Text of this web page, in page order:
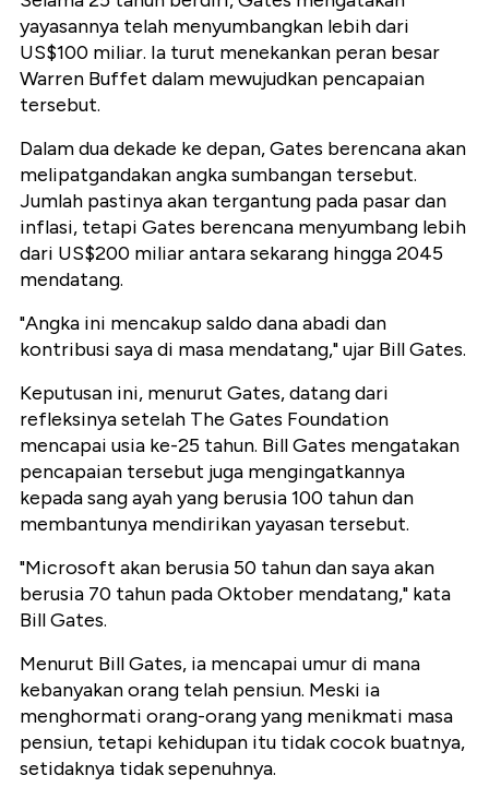
yayasannya telah menyumbangkan lebih dari
US$100 miliar. Ia turut menekankan peran besar
Warren Buffet dalam mewujudkan pencapaian
tersebut.
Dalam dua dekade ke depan, Gates berencana akan
melipatgandakan angka sumbangan tersebut.
Jumlah pastinya akan tergantung pada pasar dan
inflasi, tetapi Gates berencana menyumbang lebih
dari US$200 miliar antara sekarang hingga 2045
mendatang.
"Angka ini mencakup saldo dana abadi dan
kontribusi saya di masa mendatang," ujar Bill Gates.
Keputusan ini, menurut Gates, datang dari
refleksinya setelah The Gates Foundation
mencapai usia ke-25 tahun. Bill Gates mengatakan
pencapaian tersebut juga mengingatkannya
kepada sang ayah yang berusia 100 tahun dan
membantunya mendirikan yayasan tersebut.
"Microsoft akan berusia 50 tahun dan saya akan
berusia 70 tahun pada Oktober mendatang," kata
Bill Gates.
Menurut Bill Gates, ia mencapai umur di mana
kebanyakan orang telah pensiun. Meski ia
menghormati orang-orang yang menikmati masa
pensiun, tetapi kehidupan itu tidak cocok buatnya,
setidaknya tidak sepenuhnya.